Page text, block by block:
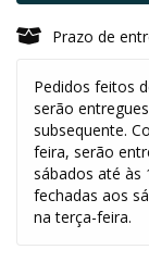
Prazo de
Pedidos feitos
serão
subsequente.
feira, serão
sábados até às
fechadas aos
na terça-feira.